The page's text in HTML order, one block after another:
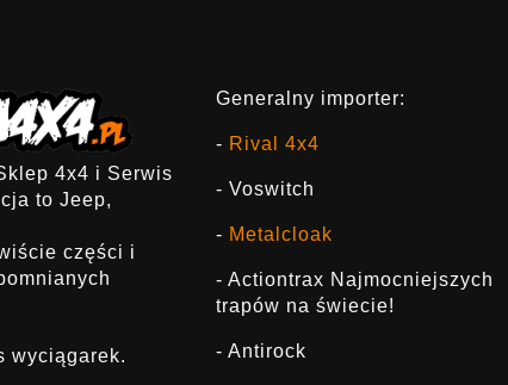
4x4 i Serwis
to Jeep,
części i
wyciągarek.
Generalny importer:
- Rival 4x4
- Voswitch
- Metalcloak
- Actiontrax Najmocniejszych
trapów na świecie!
- Antirock